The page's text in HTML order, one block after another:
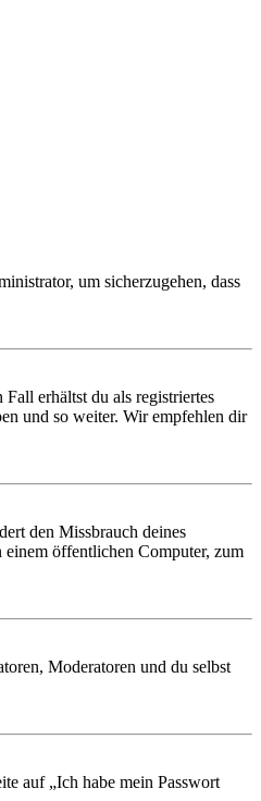
um sicherzugehen, dass
erhältst du als registriertes
und so weiter. Wir empfehlen dir
den Missbrauch deines
öffentlichen Computer, zum
Moderatoren und du selbst
auf „Ich habe mein Passwort